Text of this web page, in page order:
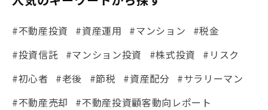
#不動産投資 #資産運用 #マンション
#税金
#投資信託
#マンション投資 #株式投資
#リスク
#初心者
#老後 #節税 #資産配分 #サラリーマン
#不動産売却
#不動産投資顧客動向レポート